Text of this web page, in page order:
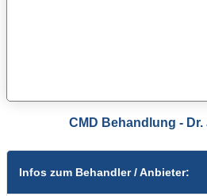
CMD Behandlung - Dr.
Infos zum Behandler / Anbieter: